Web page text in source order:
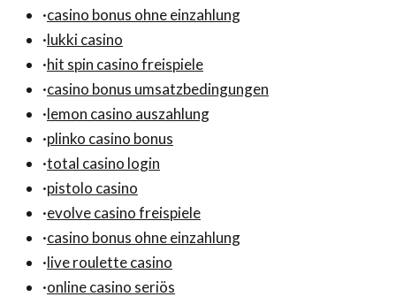
·casino bonus ohne einzahlung
·lukki casino
·hit spin casino freispiele
·casino bonus umsatzbedingungen
·lemon casino auszahlung
·plinko casino bonus
·total casino login
·pistolo casino
·evolve casino freispiele
·casino bonus ohne einzahlung
·live roulette casino
·online casino seriös